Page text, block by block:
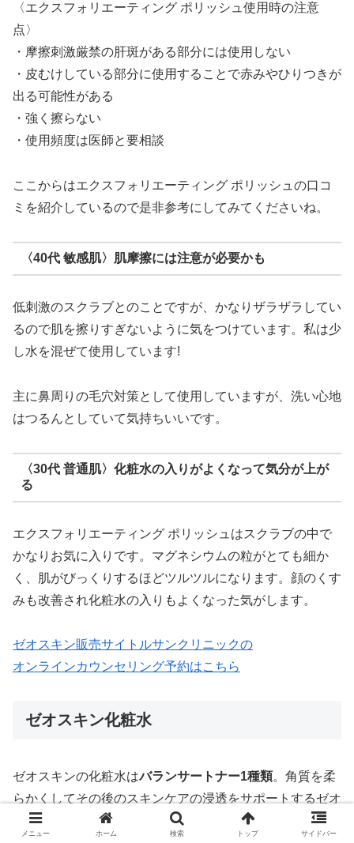
〈エクスフォリエーティング ポリッシュ使用時の注意
点〉
・摩擦刺激厳禁の肝斑がある部分には使用しない
・皮むけしている部分に使用することで赤みやひりつきが
出る可能性がある
・強く擦らない
・使用頻度は医師と要相談
ここからはエクスフォリエーティング ポリッシュの口コ
ミを紹介しているので是非参考にしてみてくださいね。
〈40代 敏感肌〉肌摩擦には注意が必要かも
低刺激のスクラブとのことですが、かなりザラザラしてい
るので肌を擦りすぎないように気をつけています。私は少
し水を混ぜて使用しています!
主に鼻周りの毛穴対策として使用していますが、洗い心地
はつるんとしていて気持ちいいです。
〈30代 普通肌〉化粧水の入りがよくなって気分が上が
る
エクスフォリエーティング ポリッシュはスクラブの中で
かなりお気に入りです。マグネシウムの粒がとても細か
く、肌がびっくりするほどツルツルになります。顔のくす
みも改善され化粧水の入りもよくなった気がします。
ゼオスキン販売サイトルサンクリニックの
オンラインカウンセリング予約はこちら
ゼオスキン化粧水
ゼオスキンの化粧水はバランサートナー1種類。角質を柔
らかくしてその後のスキンケアの浸透をサポートするゼオ
スキンの中でも人気のアイテムです。
メニュー ホーム 検索 トップ サイドバー